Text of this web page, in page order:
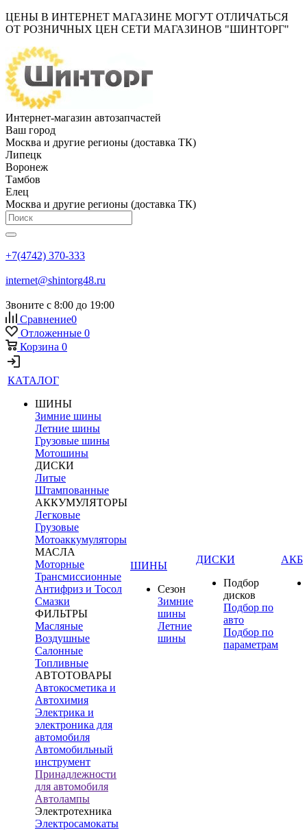
ЦЕНЫ В ИНТЕРНЕТ МАГАЗИНЕ МОГУТ ОТЛИЧАТЬСЯ
ОТ РОЗНИЧНЫХ ЦЕН СЕТИ МАГАЗИНОВ "ШИНТОРГ"
Интернет-магазин автозапчастей
Ваш город
Москва и другие регионы (доставка ТК)
Липецк
Воронеж
Тамбов
Елец
Москва и другие регионы (доставка ТК)
+7(4742) 370-333
internet@shintorg48.ru
Звоните с 8:00 до 19:00
Сравнение0
Отложенные 0
Корзина 0
КАТАЛОГ
ШИНЫ
Зимние шины
Летние шины
Грузовые шины
Мотошины
ДИСКИ
Литые
Штампованные
АККУМУЛЯТОРЫ
Легковые
Грузовые
Мотоаккумуляторы
МАСЛА
Моторные
Трансмиссионные
Антифриз и Тосол
Смазки
ФИЛЬТРЫ
Масляные
Воздушные
Салонные
Топливные
АВТОТОВАРЫ
Автокосметика и
Автохимия
Электрика и
электроника для
автомобиля
Автомобильный
инструмент
Принадлежности
для автомобиля
Автолампы
Электротехника
Электросамокаты
ШИНЫ
Сезон
Зимние
шины
Летние
шины
ДИСКИ
Подбор
дисков
Подбор по
авто
Подбор по
параметрам
АКБ